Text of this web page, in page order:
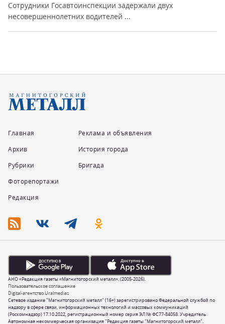
Сотрудники Госавтоинспекции задержали двух
несовершеннолетних водителей ...
Главная
Архив
Рубрики
Фоторепортажи
Редакция
Реклама и объявления
История города
Бригада
Сетевое издание "Магнитогорский металл" (16+) зарегистрировано Федеральной службой по
надзору в сфере связи, информационных технологий и массовых коммуникаций
(Роскомнадзор) 17.10.2022, регистрационный номер серия ЭЛ № ФС77-84058. Учредитель
Автономная некоммерческая организация "Редакция газеты "Магнитогорский металл".
Пользовательское соглашение
Digital-агентство Uralmedias
АНО «Редакция газеты «Магнитогорский металл». (2005-2026).